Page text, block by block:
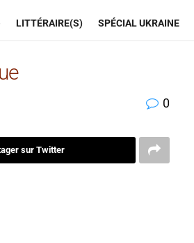
LITTÉRAIRE(S) SPÉCIAL UKRAINE
0
sur Twitter